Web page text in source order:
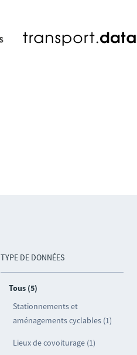
TYPE DE DONNÉES
Tous (5)
Stationnements et
aménagements cyclables (1)
Lieux de covoiturage (1)